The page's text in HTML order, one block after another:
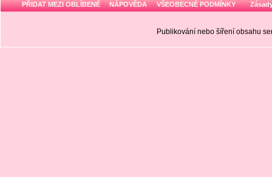
PŘIDAT MEZI OBLÍBENÉ NÁPOVĚDA VŠEOBECNÉ PODMÍNKY
Publikování nebo šíření obsahu